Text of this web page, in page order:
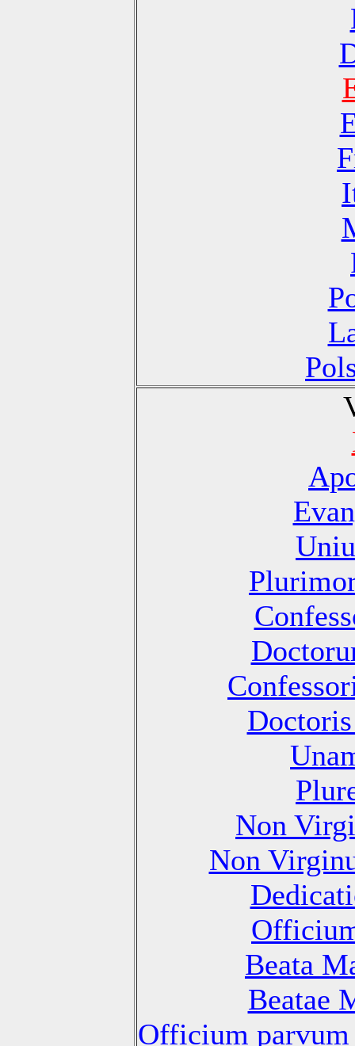
Non
Non
Beata
Beatae
Officium